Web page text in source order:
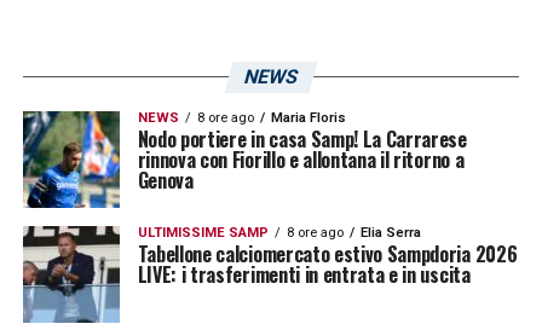
contratto. A Udine, invece, le cose sono
andate un po’ diversamente: la gabbia
pensata da Del Neri appositamente per il
mediano doriano ha funzionato a dovere, e
Torreira, come tutta la squadra, ha faticato
molto a restare sui propri livelli di
rendimento, causando anche il secondo
NEWS
NEWS 8 ore ago Maria Floris
Nodo portiere in casa Samp! La Carrarese
rinnova con Fiorillo e allontana il ritorno a
Genova
ULTIMISSIME SAMP 8 ore ago Elia Serra
Tabellone calciomercato estivo Sampdoria 2026
LIVE: i trasferimenti in entrata e in uscita